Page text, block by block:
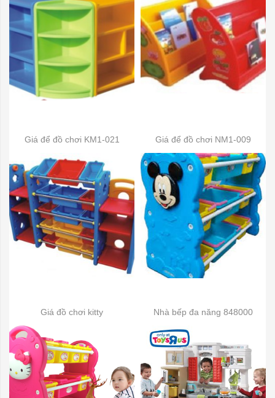
Giá để đồ chơi KM1-021 Giá để đồ chơi NM1-009
Giá đồ chơi kitty Nhà bếp đa năng 848000